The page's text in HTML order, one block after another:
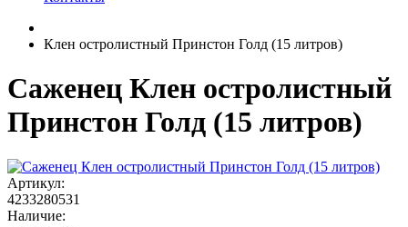
Клен остролистный Принстон Голд (15 литров)
Саженец Клен остролистный
Принстон Голд (15 литров)
Артикул:
4233280531
Наличие: